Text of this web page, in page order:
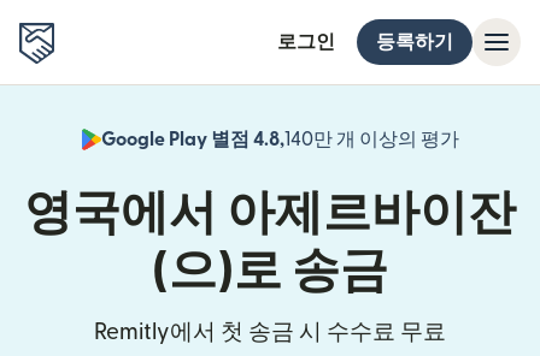
로그인 등록하기
Google Play 별점 4.8,140만 개 이상의 평가
영국에서 아제르바이잔
(으)로 송금
Remitly에서 첫 송금 시 수수료 무료